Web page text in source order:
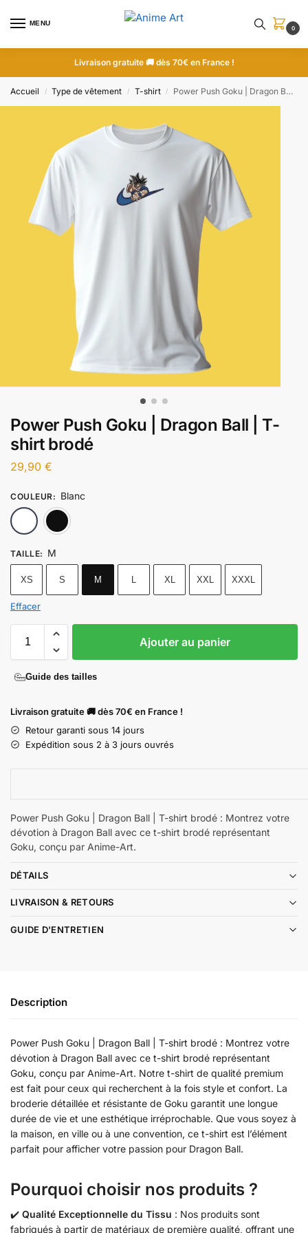
MENU
0
Livraison gratuite 🚚 dès 70€ en France !
Accueil / Type de vêtement / T-shirt / Power Push Goku | Dragon Ball | T-shirt brodé
Power Push Goku | Dragon Ball | T-
shirt brodé
29,90 €
COULEUR: Blanc
TAILLE: M
XS S M L XL XXL XXXL
Effacer
Ajouter au panier
Guide des tailles
Livraison gratuite 🚚 dès 70€ en France !
Retour garanti sous 14 jours
Expédition sous 2 à 3 jours ouvrés
Power Push Goku | Dragon Ball | T-shirt brodé : Montrez votre
dévotion à Dragon Ball avec ce t-shirt brodé représentant
Goku, conçu par Anime-Art.
DÉTAILS
LIVRAISON & RETOURS
GUIDE D'ENTRETIEN
Description
Power Push Goku | Dragon Ball | T-shirt brodé : Montrez votre
dévotion à Dragon Ball avec ce t-shirt brodé représentant
Goku, conçu par Anime-Art. Notre t-shirt de qualité premium
est fait pour ceux qui recherchent à la fois style et confort. La
broderie détaillée et résistante de Goku garantit une longue
durée de vie et une esthétique irréprochable. Que vous soyez à
la maison, en ville ou à une convention, ce t-shirt est l’élément
parfait pour afficher votre passion pour Dragon Ball.
Pourquoi choisir nos produits ?
✔️ Qualité Exceptionnelle du Tissu : Nos produits sont
fabriqués à partir de matériaux de première qualité, offrant une